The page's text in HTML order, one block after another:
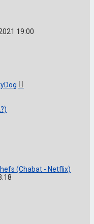
19:00
(Chabat - Netflix)